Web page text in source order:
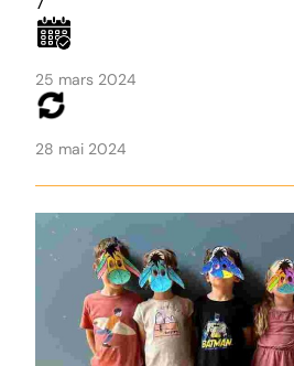
25 mars 2024
28 mai 2024